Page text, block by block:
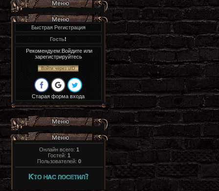
Быстрая Регистрация
Гость!
Рекомендуем:Войдите или
зарегистрируйтесь
Войти через uID
Старая форма входа
Онлайн всего: 1
Гостей: 1
Пользователей: 0